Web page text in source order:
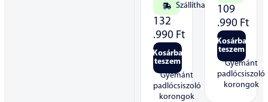
Szállítható
132
.990 Ft
Kosárba
teszem
Gyémánt
padlócsiszoló
korongok
109
.990 Ft
Kosárba
teszem
Gyémánt
padlócsiszoló
korongok